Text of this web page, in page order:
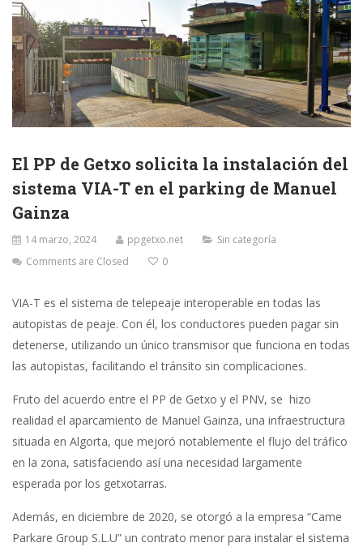
El PP de Getxo solicita la instalación del
sistema VIA-T en el parking de Manuel
Gainza
14 marzo, 2024 ppgetxo.net
Sin categoría
Comments are Closed
0
VIA-T es el sistema de telepeaje interoperable en todas las
autopistas de peaje. Con él, los conductores pueden pagar sin
detenerse, utilizando un único transmisor que funciona en todas
las autopistas, facilitando el tránsito sin complicaciones.
Fruto del acuerdo entre el PP de Getxo y el PNV, se hizo
realidad el aparcamiento de Manuel Gainza, una infraestructura
situada en Algorta, que mejoró notablemente el flujo del tráfico
en la zona, satisfaciendo así una necesidad largamente
esperada por los getxotarras.
Además, en diciembre de 2020, se otorgó a la empresa “Came
Parkare Group S.L.U” un contrato menor para instalar el sistema